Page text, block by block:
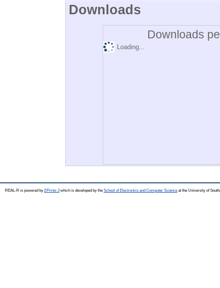
Downloads
Downloads
Loading...
REAL-R is powered by EPrints 3which is developed by the School of Electronics and Computer Science at the University of